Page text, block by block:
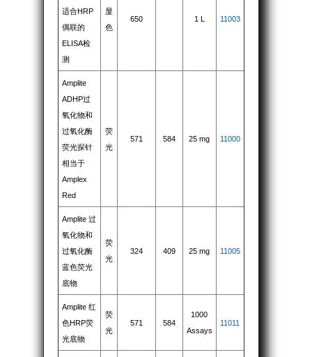
适合HRP
偶联的
ELISA检
测
显
色
650 1 L 11003
Amplite
ADHP过
氧化物和
过氧化酶
荧光探针
相当于
Amplex
Red
荧
光
571 584 25 mg 11000
Amplite 过
氧化物和
过氧化酶
蓝色荧光
底物
荧
光
324 409 25 mg 11005
Amplite 红
色HRP荧
光底物
荧
光
571 584
1000
Assays
11011